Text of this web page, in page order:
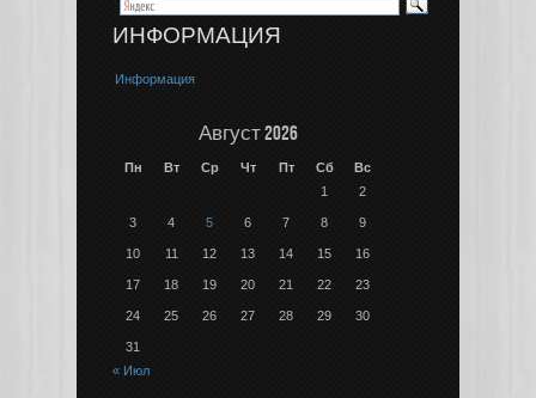
ИНФОРМАЦИЯ
Информация
Август 2026
Пн Вт Ср Чт Пт Сб
Вс
1
2
3 4 5 6 7 8 9
10 11 12 13 14 15 16
17 18 19 20 21 22 23
24 25 26 27 28 29 30
31
« Июл